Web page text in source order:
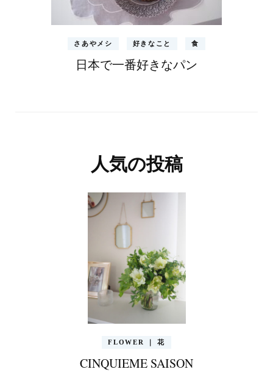
さあやメシ 好きなこと 食
日本で一番好きなパン
人気の投稿
FLOWER ｜ 花
CINQUIEME SAISON